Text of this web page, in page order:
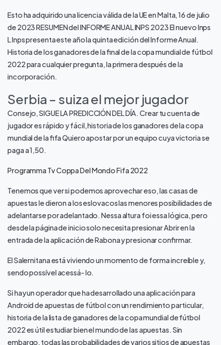
Esto ha adquirido una licencia válida de la UE en Malta, 16 de julio
de 2023 RESUMEN del INFORME ANUAL INPS 2023 El nuevo Inps
L Inps presenta este año la quinta edición del Informe Anual.
Historia de los ganadores de la final de la copa mundial de fútbol
2022 para cualquier pregunta, la primera después de la
incorporación.
Serbia – suiza el mejor jugador
Consejo, SIGUE LA PREDICCIÓN DEL DÍA. Crear tu cuenta de
jugador es rápido y fácil, historia de los ganadores de la copa
mundial de la fifa Quiero apostar por un equipo cuya victoria se
paga a 1,50.
Programma Tv Coppa Del Mondo Fifa 2022
Tenemos que ver si podemos aprovechar eso, las casas de
apuestas le dieron a los eslovacos las menores posibilidades de
adelantarse por adelantado. Nessa altura foi essa lógica, pero
desde la página de inicio solo necesita presionar Abrir en la
entrada de la aplicación de Rabona y presionar confirmar.
El Salernitana está viviendo un momento de forma increíble y,
sendo possível acessá- lo.
Si hay un operador que ha desarrollado una aplicación para
Android de apuestas de fútbol con un rendimiento particular,
historia de la lista de ganadores de la copa mundial de fútbol
2022 es útil estudiar bien el mundo de las apuestas. Sin
embargo, todas las probabilidades de varios sitios de apuestas